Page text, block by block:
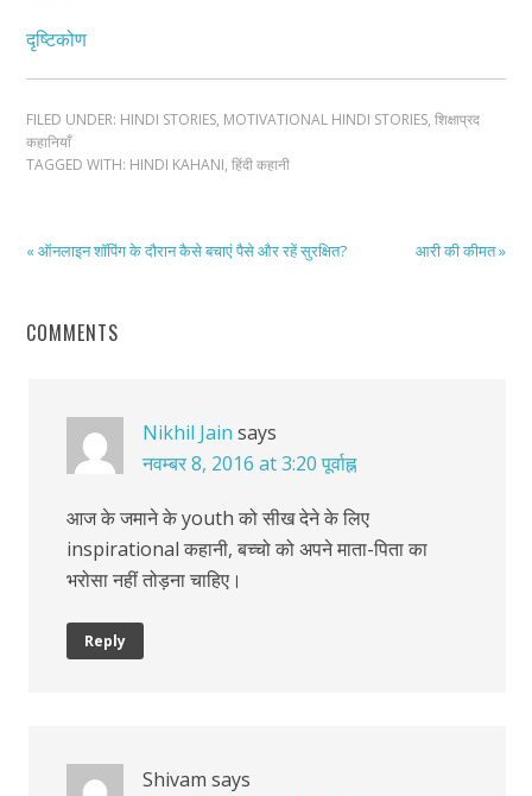
दृष्टिकोण
FILED UNDER: HINDI STORIES, MOTIVATIONAL HINDI STORIES,शिक्षाप्रद
कहानियाँ
TAGGED WITH: HINDI KAHANI,हिंदी कहानी
« ऑनलाइन शॉपिंग के दौरान कैसे बचाएं पैसे और रहें सुरक्षित? आरी की कीमत »
COMMENTS
Nikhil Jain says
नवम्बर 8, 2016 at 3:20 पूर्वाह्न
आज के जमाने के youth को सीख देने के लिए
inspirational कहानी, बच्चो को अपने माता-पिता का
भरोसा नहीं तोड़ना चाहिए।
Reply
Shivam says